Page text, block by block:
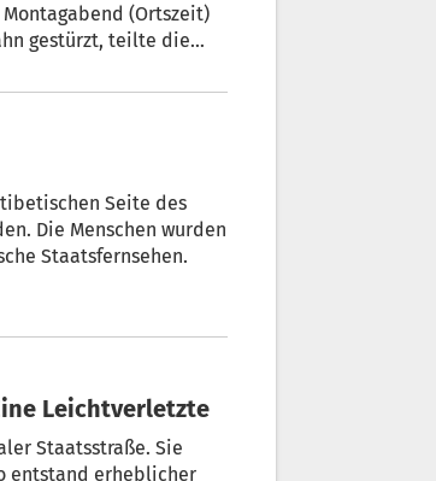
(Ortszeit)
gestürzt, teilte die
Seite des
Die Menschen wurden
Staatsfernsehen.
Leichtverletzte
Staatsstraße. Sie